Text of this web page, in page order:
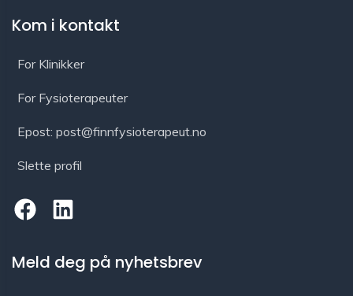
Kom i kontakt
For Klinikker
For Fysioterapeuter
Epost: post@finnfysioterapeut.no
Slette profil
Meld deg på nyhetsbrev